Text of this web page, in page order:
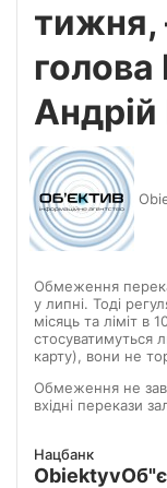
тижня,
Обмеження
у липні. Тоді
місяць та ліміт в
стосуватимуться
карту), вони не
Обмеження не
вхідні перекази
Нацбанк
Obiektyv